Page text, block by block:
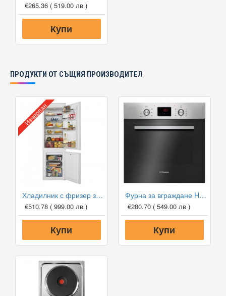
€265.36 ( 519.00 лв )
Купи
ПРОДУКТИ ОТ СЪЩИЯ ПРОИЗВОДИТЕЛ
Изчерпан
Хладилник с фризер за вграждане HANSA BK316.3FA
€510.78 ( 999.00 лв )
Купи
Фурна за вграждане HANSA BOEI68461
€280.70 ( 549.00 лв )
Купи